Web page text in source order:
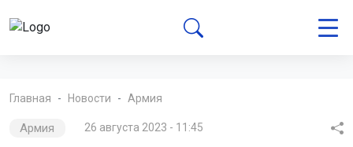
Главная Новости Армия
Армия 26 августа 2023 - 11:45